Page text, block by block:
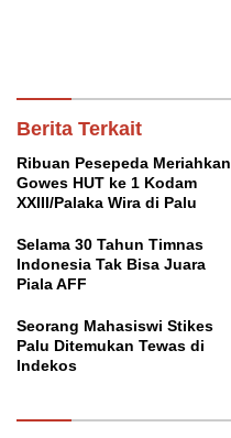
Berita Terkait
Ribuan Pesepeda Meriahkan
Gowes HUT ke 1 Kodam
XXIII/Palaka Wira di Palu
Selama 30 Tahun Timnas
Indonesia Tak Bisa Juara
Piala AFF
Seorang Mahasiswi Stikes
Palu Ditemukan Tewas di
Indekos